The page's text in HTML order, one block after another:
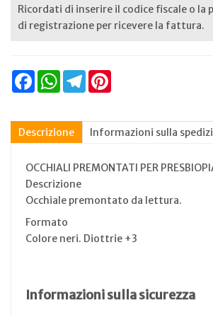
Ricordati di inserire il codice fiscale o la
di registrazione per ricevere la fattura.
FacebookWhatsAppTelegram
Descrizione Informazioni sulla
OCCHIALI PREMONTATI PER
Descrizione
Occhiale premontato da lettura.
Formato
Colore neri. Diottrie +3
Informazioni sulla sicurezza